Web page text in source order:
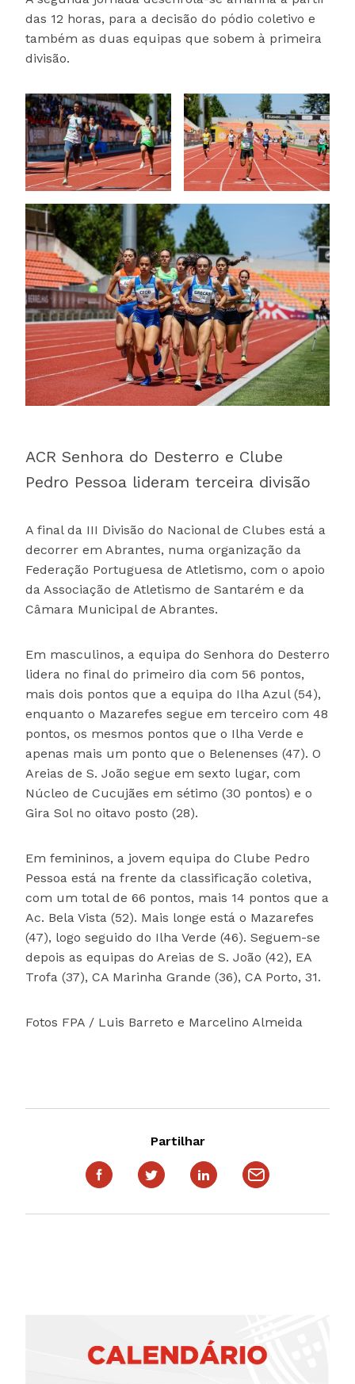
das 12 horas, para a decisão do pódio coletivo e
também as duas equipas que sobem à primeira
divisão.
ACR Senhora do Desterro e Clube
Pedro Pessoa lideram terceira divisão
A final da III Divisão do Nacional de Clubes está a
decorrer em Abrantes, numa organização da
Federação Portuguesa de Atletismo, com o apoio
da Associação de Atletismo de Santarém e da
Câmara Municipal de Abrantes.
Em masculinos, a equipa do Senhora do Desterro
lidera no final do primeiro dia com 56 pontos,
mais dois pontos que a equipa do Ilha Azul (54),
enquanto o Mazarefes segue em terceiro com 48
pontos, os mesmos pontos que o Ilha Verde e
apenas mais um ponto que o Belenenses (47). O
Areias de S. João segue em sexto lugar, com
Núcleo de Cucujães em sétimo (30 pontos) e o
Gira Sol no oitavo posto (28).
Em femininos, a jovem equipa do Clube Pedro
Pessoa está na frente da classificação coletiva,
com um total de 66 pontos, mais 14 pontos que a
Ac. Bela Vista (52). Mais longe está o Mazarefes
(47), logo seguido do Ilha Verde (46). Seguem-se
depois as equipas do Areias de S. João (42), EA
Trofa (37), CA Marinha Grande (36), CA Porto, 31.
Fotos FPA / Luis Barreto e Marcelino Almeida
Partilhar